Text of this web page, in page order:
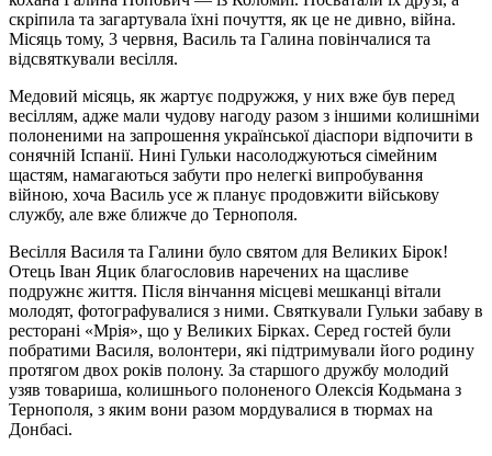
скріпила та загартувала їхні почуття, як це не дивно, війна.
Місяць тому, 3 червня, Василь та Галина повінчалися та
відсвяткували весілля.
Медовий місяць, як жартує подружжя, у них вже був перед
весіллям, адже мали чудову нагоду разом з іншими колишніми
полоненими на запрошення української діаспори відпочити в
сонячній Іспанії. Нині Гульки насолоджуються сімейним
щастям, намагаються забути про нелегкі випробування
війною, хоча Василь усе ж планує продовжити військову
службу, але вже ближче до Тернополя.
Весілля Василя та Галини було святом для Великих Бірок!
Отець Іван Яцик благословив наречених на щасливе
подружнє життя. Після вінчання місцеві мешканці вітали
молодят, фотографувалися з ними. Святкували Гульки забаву в
ресторані «Мрія», що у Великих Бірках. Серед гостей були
побратими Василя, волонтери, які підтримували його родину
протягом двох років полону. За старшого дружбу молодий
узяв товариша, колишнього полоненого Олексія Кодьмана з
Тернополя, з яким вони разом мордувалися в тюрмах на
Донбасі.